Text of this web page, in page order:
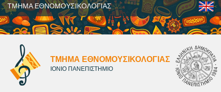
ΤΜΗΜΑ ΕΘΝΟΜΟΥΣΙΚΟΛΟΓΙΑΣ
ΤΜΗΜΑ ΕΘΝΟΜΟΥΣΙΚΟΛΟΓΙΑΣ
ΙΟΝΙΟ ΠΑΝΕΠΙΣΤΗΜΙΟ